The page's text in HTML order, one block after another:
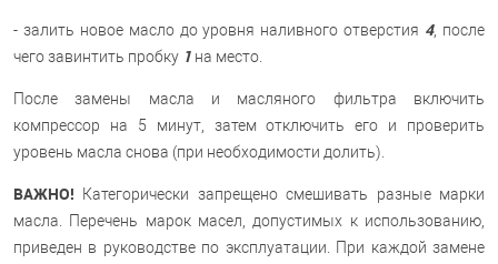
- залить новое масло до уровня наливного отверстия 4, после
чего завинтить пробку 1 на место.
После замены масла и масляного фильтра включить
компрессор на 5 минут, затем отключить его и проверить
уровень масла снова (при необходимости долить).
ВАЖНО!
Категорически запрещено смешивать разные марки
масла. Перечень марок масел, допустимых к использованию,
приведен в руководстве по эксплуатации. При каждой замене